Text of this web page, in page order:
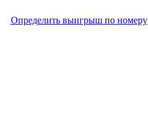
Определить выигрыш по номеру